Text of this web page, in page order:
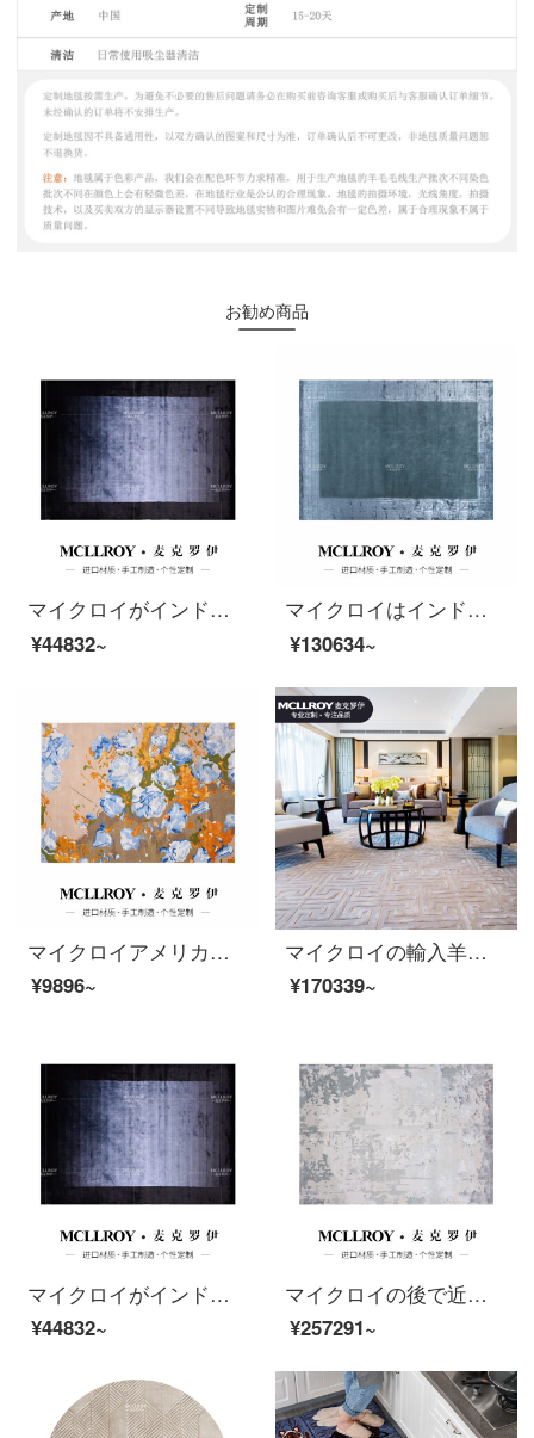
お勧め商品
マイクロイがインドに輸入した後、近代的な軽奢極簡単北欧純色のリビングルームのソファー茶何毛布現代簡単な部屋のベッドルームの毛布はハイエンドの手作り天糸カーペットTS 003-1【インド輸入天糸】1600 MM*2300 MM
¥44832~
マイクロイはインドから輸入した後、現代で簡単で贅沢な北欧の新しい中国式ヨーロッパ式のリビングルームのソファーのお茶の毛布のベッドルームの床に手作りのハイエンドの羊毛プラスシルクのじゅうたんJ 304-1【インド輸入の天糸】30000 MM*40000 MM
¥130634~
マイクロイアメリカ式軽量ヴィンテージヨーロッパ式の後、近代的な田園客間ソファ茶の毛布円形寝室のベッドサイドのタペストリーの前に畳が敷いてあるカスタム輸入羊毛プラスシルクカーペットM 108【優良輸入羊毛プラスシルク】はお客様のサイズによってカスタマイズされます。円形（平方メートル）
¥9896~
マイクロイの輸入羊毛とベージュ色のオーダーメイドライト贅沢をした後、現代簡単で純色の新しい中国式のリビングルームのソファーのお茶の絨毯のベッドルームの床に部屋のじゅうたんがいっぱい敷いてあります。J 222-1【上質な輸入羊毛のプラスシルク】400 MM*6500 MM MM
¥170339~
マイクロイがインドに輸入した後、近代的な軽奢極簡単北欧純色のリビングルームのソファー茶何毛布現代簡単な部屋のベッドルームの毛布はハイエンドの手作り天糸カーペットTS 003-1【インド輸入天糸】1600 MM*2300 MM
¥44832~
マイクロイの後で近代的な軽贅沢な新しい中国式灰色の豪華なリビングルームのソファーのお茶の毛布のベッドルームのそばの毛布手作りの羊毛とシルクのじゅうたんJ 279-1【優良品質の輸入羊毛のプラスの糸】400 MM*6500 MM
¥257291~